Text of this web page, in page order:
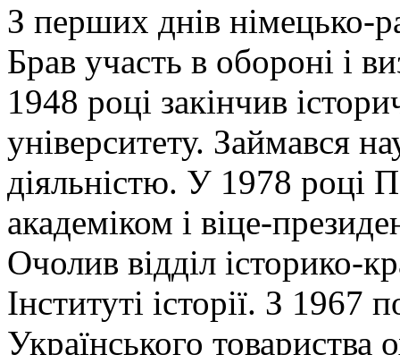
З перших днів німецько-
Брав участь в обороні і
1948 році закінчив
університету. Займався
діяльністю. У 1978 році
академіком і віце-
Очолив відділ історико-
Інституті історії. З 1967
Українського товариства